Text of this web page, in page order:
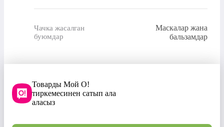
Чачка жасалган
буюмдар
Маскалар жана
бальзамдар
Товарды Мой О!
тиркемесинен сатып ала
аласыз